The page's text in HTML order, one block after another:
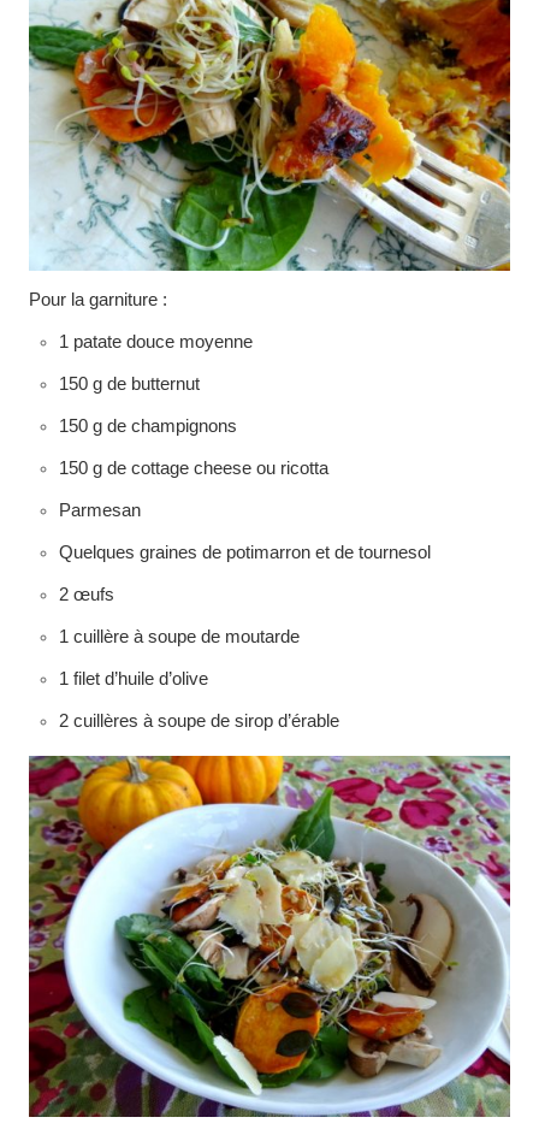
Pour la garniture :
1 patate douce moyenne
150 g de butternut
150 g de champignons
150 g de cottage cheese ou ricotta
Parmesan
Quelques graines de potimarron et de tournesol
2 œufs
1 cuillère à soupe de moutarde
1 filet d’huile d’olive
2 cuillères à soupe de sirop d’érable